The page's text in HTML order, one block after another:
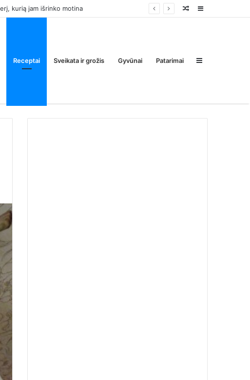
Sidebar
Random
Receptai Sveikata ir grožis Gyvūnai Patarimai Sidebar